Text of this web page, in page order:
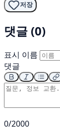
저장
댓글 (0)
표시 이름
댓글
0/2000